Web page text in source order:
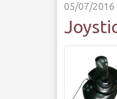
05/07/2016